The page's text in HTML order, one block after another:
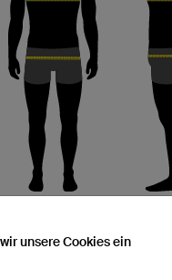
Brustumfang (A)
unsere Cookies ein